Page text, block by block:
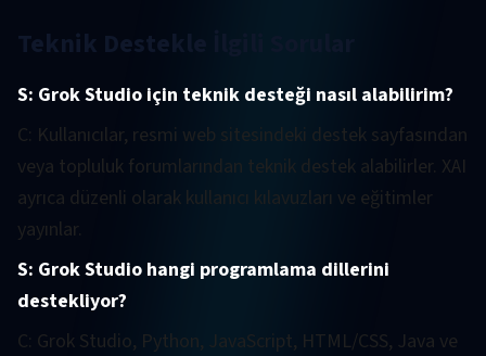
Teknik Destekle İlgili Sorular
S: Grok Studio için teknik desteği nasıl alabilirim?
C: Kullanıcılar, resmi web sitesindeki destek sayfasından
veya topluluk forumlarından teknik destek alabilirler. XAI
ayrıca düzenli olarak kullanıcı kılavuzları ve eğitimler
yayınlar.
S: Grok Studio hangi programlama dillerini
destekliyor?
C: Grok Studio, Python, JavaScript, HTML/CSS, Java ve